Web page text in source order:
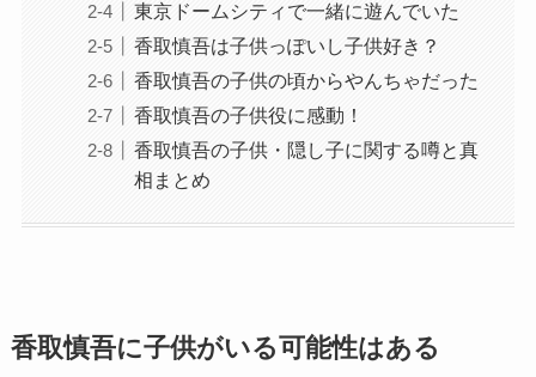
東京ドームシティで一緒に遊んでいた
香取慎吾は子供っぽいし子供好き？
香取慎吾の子供の頃からやんちゃだった
香取慎吾の子供役に感動！
香取慎吾の子供・隠し子に関する噂と真
相まとめ
香取慎吾に子供がいる可能性はある